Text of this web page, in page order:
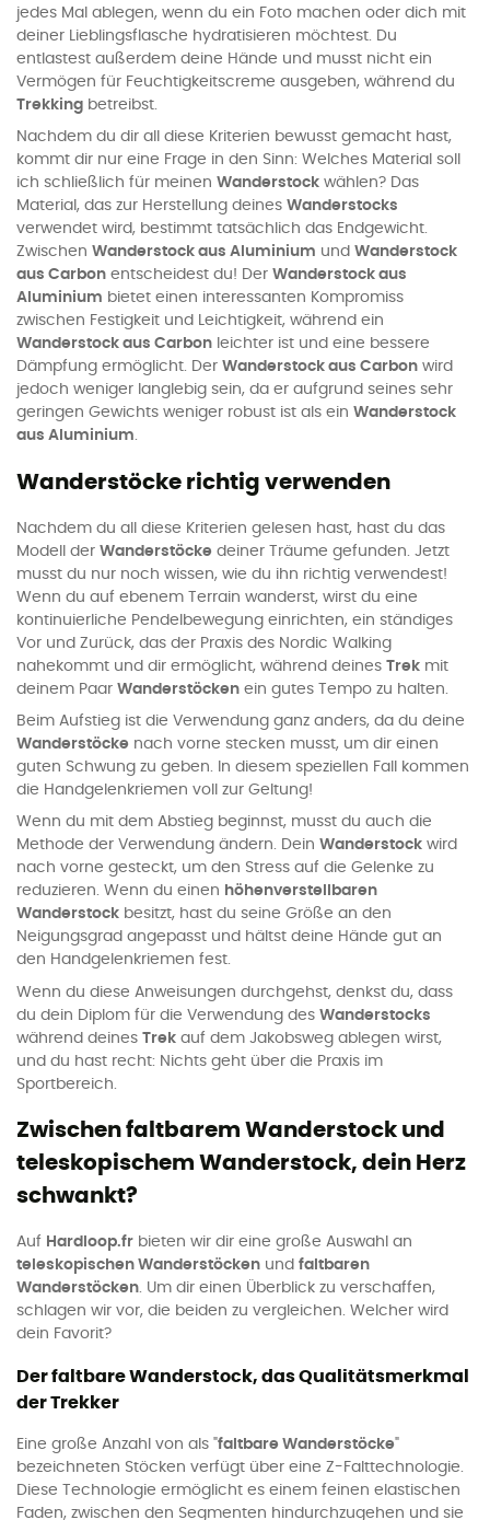
jedes Mal ablegen, wenn du ein Foto machen oder dich mit
deiner Lieblingsflasche hydratisieren möchtest. Du
entlastest außerdem deine Hände und musst nicht ein
Vermögen für Feuchtigkeitscreme ausgeben, während du
Trekking betreibst.
Nachdem du dir all diese Kriterien bewusst gemacht hast,
kommt dir nur eine Frage in den Sinn: Welches Material soll
ich schließlich für meinen Wanderstock wählen? Das
Material, das zur Herstellung deines Wanderstocks
verwendet wird, bestimmt tatsächlich das Endgewicht.
Zwischen Wanderstock aus Aluminium und Wanderstock
aus Carbon entscheidest du! Der Wanderstock aus
Aluminium bietet einen interessanten Kompromiss
zwischen Festigkeit und Leichtigkeit, während ein
Wanderstock aus Carbon leichter ist und eine bessere
Dämpfung ermöglicht. Der Wanderstock aus Carbon wird
jedoch weniger langlebig sein, da er aufgrund seines sehr
geringen Gewichts weniger robust ist als ein Wanderstock
aus Aluminium.
Wanderstöcke richtig verwenden
Nachdem du all diese Kriterien gelesen hast, hast du das
Modell der Wanderstöcke deiner Träume gefunden. Jetzt
musst du nur noch wissen, wie du ihn richtig verwendest!
Wenn du auf ebenem Terrain wanderst, wirst du eine
kontinuierliche Pendelbewegung einrichten, ein ständiges
Vor und Zurück, das der Praxis des Nordic Walking
nahekommt und dir ermöglicht, während deines Trek mit
deinem Paar Wanderstöcken ein gutes Tempo zu halten.
Beim Aufstieg ist die Verwendung ganz anders, da du deine
Wanderstöcke nach vorne stecken musst, um dir einen
guten Schwung zu geben. In diesem speziellen Fall kommen
die Handgelenkriemen voll zur Geltung!
Wenn du mit dem Abstieg beginnst, musst du auch die
Methode der Verwendung ändern. Dein Wanderstock wird
nach vorne gesteckt, um den Stress auf die Gelenke zu
reduzieren. Wenn du einen höhenverstellbaren
Wanderstock besitzt, hast du seine Größe an den
Neigungsgrad angepasst und hältst deine Hände gut an
den Handgelenkriemen fest.
Wenn du diese Anweisungen durchgehst, denkst du, dass
du dein Diplom für die Verwendung des Wanderstocks
während deines Trek auf dem Jakobsweg ablegen wirst,
und du hast recht: Nichts geht über die Praxis im
Sportbereich.
Zwischen faltbarem Wanderstock und
teleskopischem Wanderstock, dein Herz
schwankt?
Auf Hardloop.fr bieten wir dir eine große Auswahl an
teleskopischen Wanderstöcken und faltbaren
Wanderstöcken. Um dir einen Überblick zu verschaffen,
schlagen wir vor, die beiden zu vergleichen. Welcher wird
dein Favorit?
Der faltbare Wanderstock, das Qualitätsmerkmal
der Trekker
Eine große Anzahl von als "faltbare Wanderstöcke"
bezeichneten Stöcken verfügt über eine Z-Falttechnologie.
Diese Technologie ermöglicht es einem feinen elastischen
Faden, zwischen den Segmenten hindurchzugehen und sie